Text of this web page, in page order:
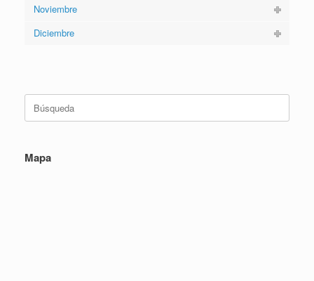
Noviembre
Diciembre
Buscar:
Mapa